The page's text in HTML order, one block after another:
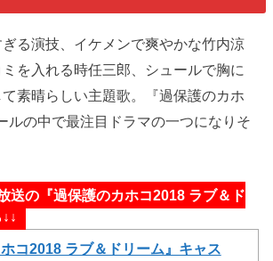
る演技、イケメンで爽やかな竹内涼
を入れる時任三郎、シュールで胸に
素晴らしい主題歌。『過保護のカホ
ルの中で最注目ドラマの一つになりそ
送の『過保護のカホコ2018 ラブ＆ド
ホコ2018 ラブ＆ドリーム』キャス